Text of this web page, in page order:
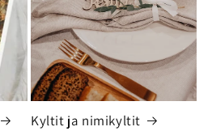
Kyltit ja nimikyltit